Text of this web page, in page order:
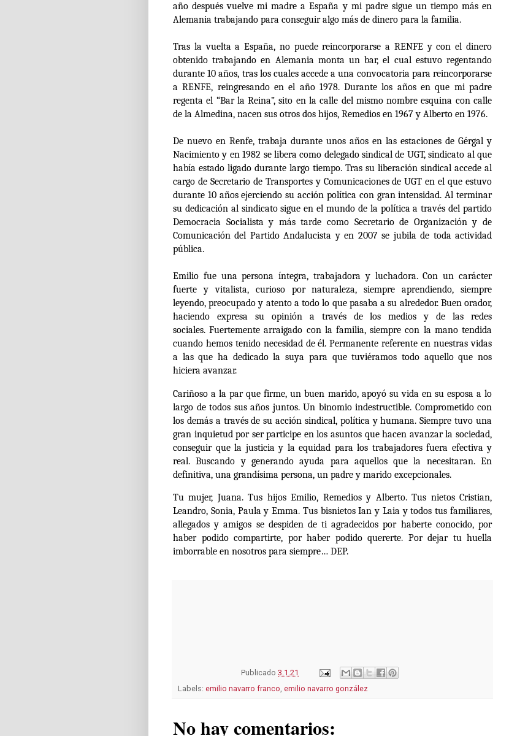
año después vuelve mi madre a España y mi padre sigue un tiempo más en
Alemania trabajando para conseguir algo más de dinero para la familia.
Tras la vuelta a España, no puede reincorporarse a RENFE y con el dinero
obtenido trabajando en Alemania monta un bar, el cual estuvo regentando
durante 10 años, tras los cuales accede a una convocatoria para reincorporarse
a RENFE, reingresando en el año 1978.Durante los años en que mi padre
regenta el “Bar la Reina”, sito en la calle del mismo nombre esquina con calle
de la Almedina, nacen sus otros dos hijos, Remedios en 1967 y Alberto en 1976.
De nuevo en Renfe, trabaja durante unos años en las estaciones de Gérgal y
Nacimiento y en 1982 se libera como delegado sindical de UGT, sindicato al que
había estado ligado durante largo tiempo. Tras su liberación sindical accede al
cargo de Secretario de Transportes y Comunicaciones de UGT en el que estuvo
durante 10 años ejerciendo su acción política con gran intensidad. Al terminar
su dedicación al sindicato sigue en el mundo de la política a través del partido
Democracia Socialista y más tarde como Secretario de Organización y de
Comunicación del Partido Andalucista y en 2007 se jubila de toda actividad
pública.
Emilio fue una persona íntegra, trabajadora y luchadora. Con un carácter
fuerte y vitalista, curioso por naturaleza, siempre aprendiendo, siempre
leyendo, preocupado y atento a todo lo que pasaba a su alrededor. Buen orador,
haciendo expresa su opinión a través de los medios y de las redes
sociales.Fuertemente arraigado con la familia, siempre con la mano tendida
cuando hemos tenido necesidad de él. Permanente referente en nuestras vidas
a las que ha dedicado la suya para que tuviéramos todo aquello que nos
hiciera avanzar.
Cariñoso a la par que firme, un buen marido, apoyó su vida en su esposa a lo
largo de todos sus años juntos. Un binomio indestructible. Comprometido con
los demás a través de su acción sindical, política y humana. Siempre tuvo una
gran inquietud por ser participe en los asuntos que hacen avanzar la sociedad,
conseguir que la justicia y la equidad para los trabajadores fuera efectiva y
real. Buscando y generando ayuda para aquellos que la necesitaran. En
definitiva, una grandísima persona, un padre y marido excepcionales.
Tu mujer, Juana. Tus hijos Emilio, Remedios y Alberto. Tus nietos Cristian,
Leandro, Sonia, Paula y Emma. Tus bisnietos Ian y Laia y todos tus familiares,
allegados y amigos se despiden de ti agradecidos por haberte conocido, por
haber podido compartirte, por haber podido quererte. Por dejar tu huella
imborrable en nosotros para siempre… DEP.
Publicado 3.1.21
Labels: emilio navarro franco, emilio navarro gonzález
No hay comentarios: